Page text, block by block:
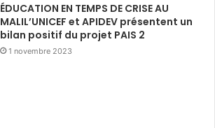
ÉDUCATION EN TEMPS DE CRISE AU
MALIL’UNICEF et APIDEV présentent un
bilan positif du projet PAIS 2
1 novembre 2023